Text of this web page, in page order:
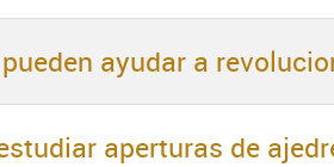
ayudar a
aperturas de